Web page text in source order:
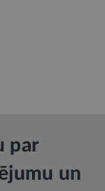
par
un